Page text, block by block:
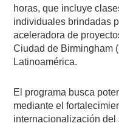
horas, que incluye
individuales brindadas
aceleradora de
Ciudad de Birmingham
Latinoamérica.
El programa busca
mediante el
internacionalización del